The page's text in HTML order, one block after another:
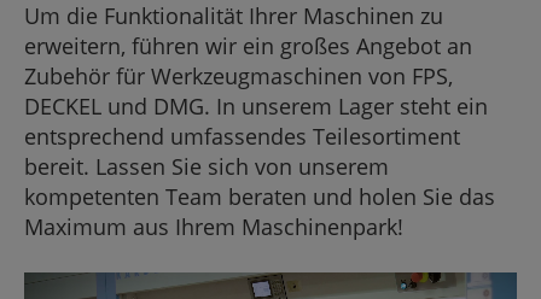
Um die Funktionalität Ihrer Maschinen zu
erweitern, führen wir ein großes Angebot an
Zubehör für Werkzeugmaschinen von FPS,
DECKEL und DMG. In unserem Lager steht ein
entsprechend umfassendes Teilesortiment
bereit. Lassen Sie sich von unserem
kompetenten Team beraten und holen Sie das
Maximum aus Ihrem Maschinenpark!